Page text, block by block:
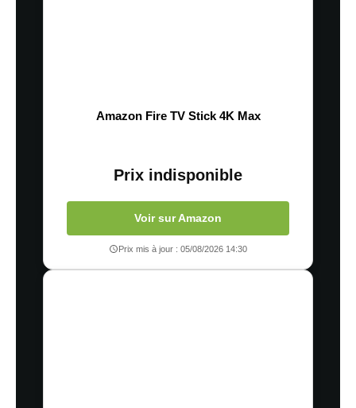
Amazon Fire TV Stick 4K Max
Prix indisponible
Voir sur Amazon
Prix mis à jour : 05/08/2026 14:30